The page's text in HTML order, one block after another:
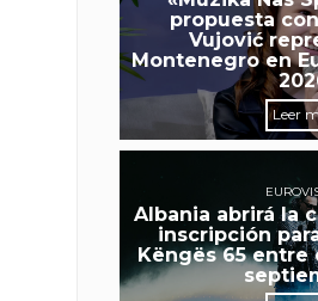
propuesta
Vujović
Montenegro en
Leer
Albania abrirá la
inscripción
Këngës 65 entre